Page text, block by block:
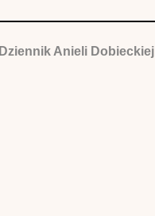
Dziennik Anieli Dobieckiej